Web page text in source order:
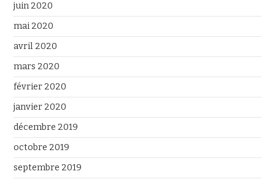
juin 2020
mai 2020
avril 2020
mars 2020
février 2020
janvier 2020
décembre 2019
octobre 2019
septembre 2019